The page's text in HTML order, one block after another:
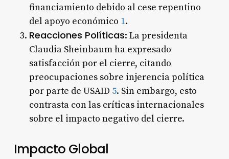
financiamiento debido al cese repentino
del apoyo económico 1.
Reacciones Políticas: La presidenta
Claudia Sheinbaum ha expresado
satisfacción por el cierre, citando
preocupaciones sobre injerencia política
por parte de USAID 5. Sin embargo, esto
contrasta con las críticas internacionales
sobre el impacto negativo del cierre.
Impacto Global